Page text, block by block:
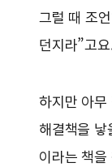
그럴 때 조
던지라”고
하지만 아무
해결책을 낳
이라는 책